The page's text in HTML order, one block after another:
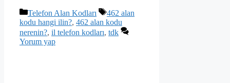
Kategoriler
Telefon Alan Kodları Etiketler
462 alan
kodu hangi ilin?, 462 alan kodu
nerenin?, il telefon kodları, tdk
Yorum yap